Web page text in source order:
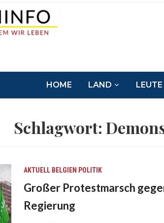
HOME LAND LEUTE
Schlagwort:
AKTUELL BELGIEN POLITIK
Großer Protestmarsch
Regierung